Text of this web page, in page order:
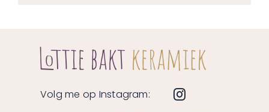
Volg me op Instagram: